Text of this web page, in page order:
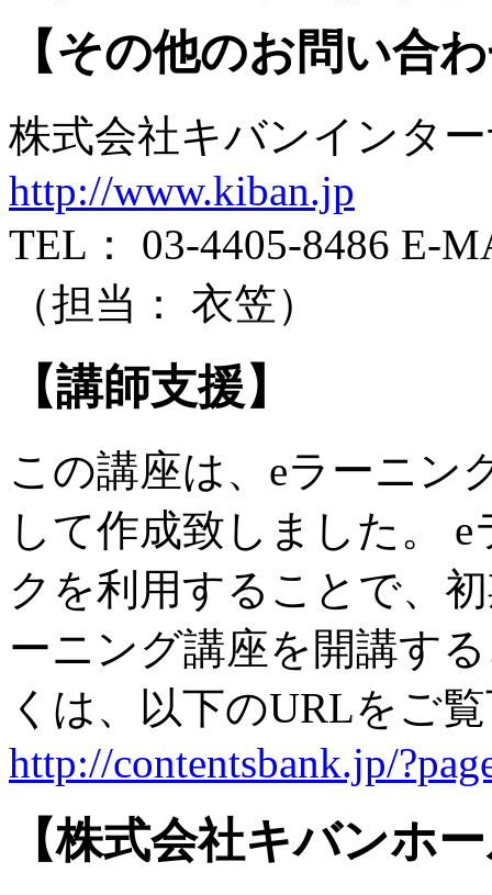
【その他のお問い合
株式会社キバンインタ
http://www.kiban.jp
TEL： 03-4405-8486 E-
（担当： 衣笠）
【講師支援】
この講座は、eラーニン
して作成致しました。
クを利用することで、
ーニング講座を開講す
くは、以下のURLをご
http://contentsbank.jp/
【株式会社キバンホ